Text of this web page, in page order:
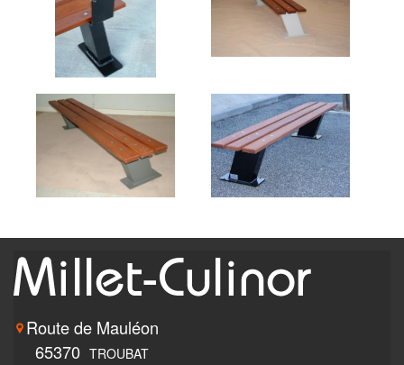
Route de Mauléon
65370 TROUBAT